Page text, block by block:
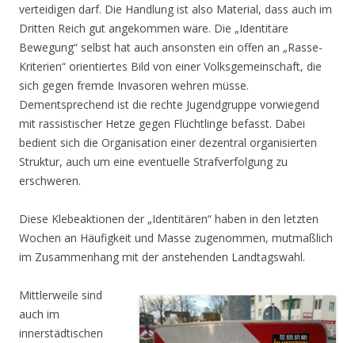
verteidigen darf. Die Handlung ist also Material, dass auch im
Dritten Reich gut angekommen wäre. Die „Identitäre
Bewegung“ selbst hat auch ansonsten ein offen an „Rasse-
Kriterien“ orientiertes Bild von einer Volksgemeinschaft, die
sich gegen fremde Invasoren wehren müsse.
Dementsprechend ist die rechte Jugendgruppe vorwiegend
mit rassistischer Hetze gegen Flüchtlinge befasst. Dabei
bedient sich die Organisation einer dezentral organisierten
Struktur, auch um eine eventuelle Strafverfolgung zu
erschweren.
Diese Klebeaktionen der „Identitären“ haben in den letzten
Wochen an Häufigkeit und Masse zugenommen, mutmaßlich
im Zusammenhang mit der anstehenden Landtagswahl.
Mittlerweile sind
auch im
innerstädtischen